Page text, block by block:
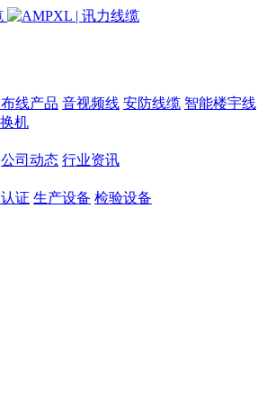
线产品 音视频线 安防线缆 智能楼宇线
机
公司动态 行业资讯
证 生产设备 检验设备